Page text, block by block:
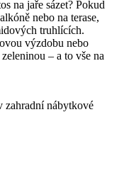
na jaře sázet? Pokud
nebo na terase,
truhlících.
výzdobu nebo
– a to vše na